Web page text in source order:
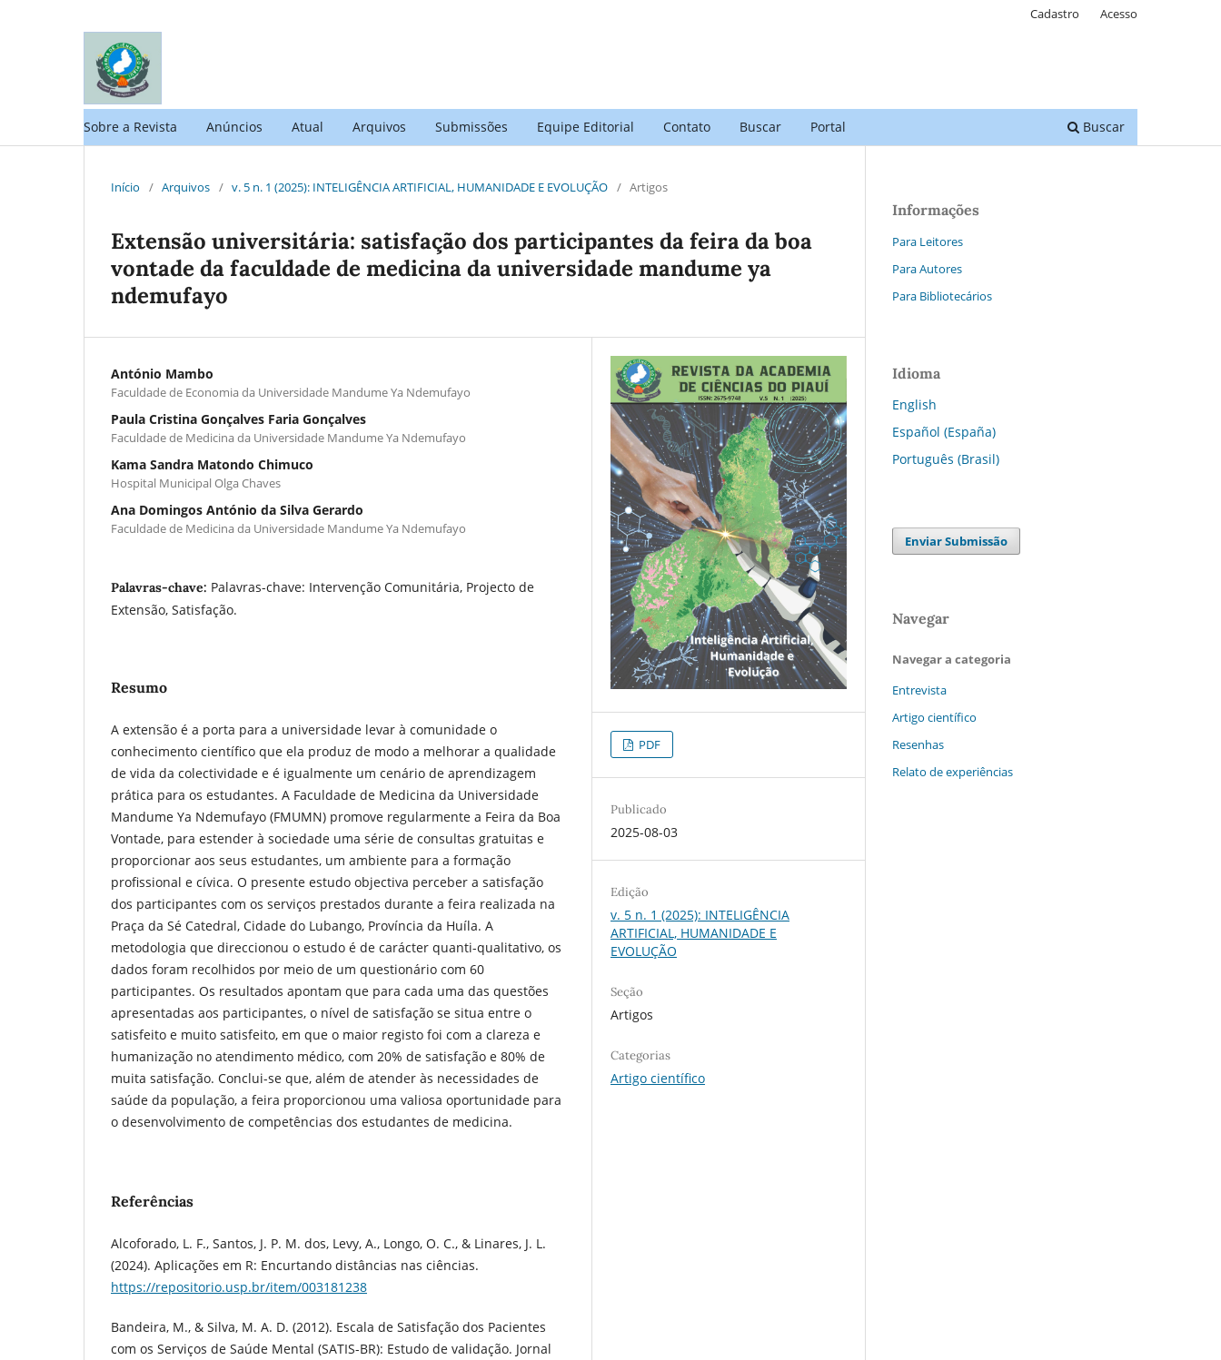
Sobre a Revista Anúncios Atual Arquivos Submissões Equipe Editorial Contato Buscar Portal Buscar
Cadastro Acesso
Início / Arquivos / v. 5 n. 1 (2025): INTELIGÊNCIA ARTIFICIAL, HUMANIDADE E EVOLUÇÃO / Artigos
Extensão universitária: satisfação dos participantes da feira da boa
vontade da faculdade de medicina da universidade mandume ya
ndemufayo
António Mambo
Faculdade de Economia da Universidade Mandume Ya Ndemufayo
Paula Cristina Gonçalves Faria Gonçalves
Faculdade de Medicina da Universidade Mandume Ya Ndemufayo
Kama Sandra Matondo Chimuco
Hospital Municipal Olga Chaves
Ana Domingos António da Silva Gerardo
Faculdade de Medicina da Universidade Mandume Ya Ndemufayo
Palavras-chave: Palavras-chave: Intervenção Comunitária, Projecto de
Extensão, Satisfação.
Resumo
A extensão é a porta para a universidade levar à comunidade o
conhecimento científico que ela produz de modo a melhorar a qualidade
de vida da colectividade e é igualmente um cenário de aprendizagem
prática para os estudantes. A Faculdade de Medicina da Universidade
Mandume Ya Ndemufayo (FMUMN) promove regularmente a Feira da Boa
Vontade, para estender à sociedade uma série de consultas gratuitas e
proporcionar aos seus estudantes, um ambiente para a formação
profissional e cívica. O presente estudo objectiva perceber a satisfação
dos participantes com os serviços prestados durante a feira realizada na
Praça da Sé Catedral, Cidade do Lubango, Província da Huíla. A
metodologia que direccionou o estudo é de carácter quanti-qualitativo, os
dados foram recolhidos por meio de um questionário com 60
participantes. Os resultados apontam que para cada uma das questões
apresentadas aos participantes, o nível de satisfação se situa entre o
satisfeito e muito satisfeito, em que o maior registo foi com a clareza e
humanização no atendimento médico, com 20% de satisfação e 80% de
muita satisfação. Conclui-se que, além de atender às necessidades de
saúde da população, a feira proporcionou uma valiosa oportunidade para
o desenvolvimento de competências dos estudantes de medicina.
Referências
Alcoforado, L. F., Santos, J. P. M. dos, Levy, A., Longo, O. C., & Linares, J. L.
(2024). Aplicações em R: Encurtando distâncias nas ciências.
https://repositorio.usp.br/item/003181238
Bandeira, M., & Silva, M. A. D. (2012). Escala de Satisfação dos Pacientes
com os Serviços de Saúde Mental (SATIS-BR): Estudo de validação. Jornal
PDF
Publicado
2025-08-03
Edição
v. 5 n. 1 (2025): INTELIGÊNCIA
ARTIFICIAL, HUMANIDADE E
EVOLUÇÃO
Seção
Artigos
Categorias
Artigo científico
Informações
Para Leitores
Para Autores
Para Bibliotecários
Idioma
English
Español (España)
Português (Brasil)
Enviar Submissão
Navegar
Navegar a categoria
Entrevista
Artigo científico
Resenhas
Relato de experiências